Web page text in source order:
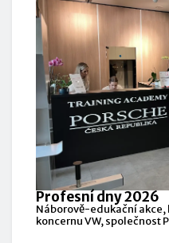
Profesní dny 2026
Náborově-edukační
koncernu VW, společnost